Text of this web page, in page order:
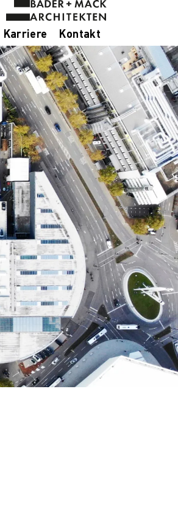
Karriere Kontakt